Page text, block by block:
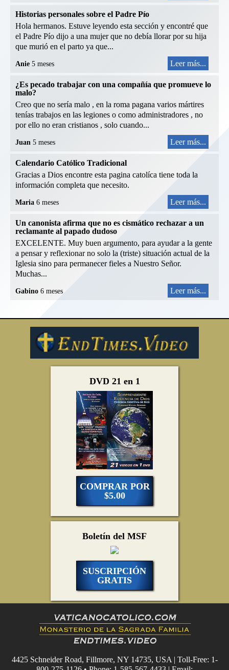
Historias personales sobre el Padre Pío
Hola hermanos. Estuve leyendo esta sección y encontré que
el Padre Pío dijo a una mujer que no debía llorar por su hija
que murió en el parto ya que...
Anie 5 meses Leer más...
¿Es pecado trabajar con una compañía que promueve lo
malo?
Creo que no sería malo , en la roma pagana varios mártires
tenías trabajos en las legiones o como administradores , no
por ello no eran cristianos , solo cuando...
Juan 5 meses Leer más...
Calendario Católico Tradicional
Gracias a Dios encontre esta pagina catolíca tiene toda la
información completa que necesito.
Maria 6 meses Leer más...
Un canonista afirma que no es cismático rechazar a un
reclamante al papado dudoso
EXCELENTE. Muy buen argumento, para ayudar a la gente
a pensar y reflexionar no solo la (triste) situación actual de la
Iglesia sino para permanecer fieles a Nuestro Señor.
Muchas...
Gabino 6 meses Leer más...
DVD 21 en 1
COMPRAR POR
$5.00
Boletín del MSF
SUSCRIPCIÓN
GRATIS
4425 Schneider Road, Fillmore, NY 14735, USA | Toll-Free: 1-